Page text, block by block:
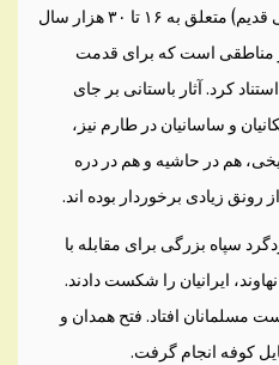
ابزارهای سنگی دوره پارینه سنگی قدیم) متعلق به ۱۶ تا ۳۰ هزار سال
مناطقی است که برای قدمت
کرد. آثار باستانی بر جای
و ساسانیان در طارم نیز،
هم در حاشیه و هم در دره
رونق زیادی برخوردار بوده اند.
یزدگرد سپاه بزرگی برای مقابله با
ایرانیان را شکست دادند.
مسلمانان افتاد. فتح همدان و
کوفه انجام گرفت.